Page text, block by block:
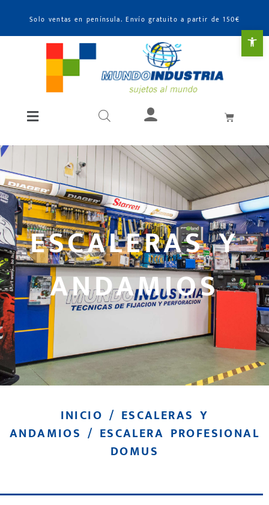
Solo ventas en península. Envío gratuito a partir de 150€
ESCALERAS Y
ANDAMIOS
INICIO / ESCALERAS Y
ANDAMIOS / ESCALERA PROFESIONAL
DOMUS